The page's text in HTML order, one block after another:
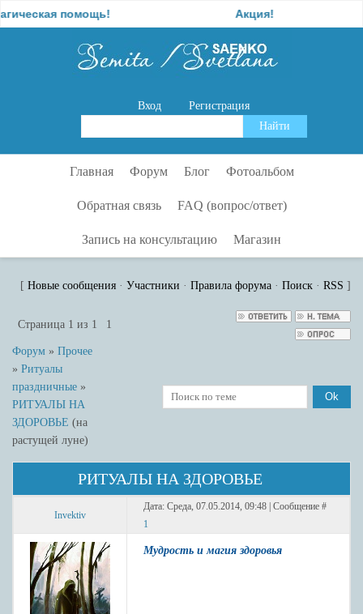
помощь! Акция!
Вход Регистрация
Главная Форум Блог Фотоальбом
Обратная связь FAQ (вопрос/ответ)
Запись на консультацию Магазин
[ Новые сообщения · Участники · Правила форума · Поиск · RSS ]
Страница 1 из 1 1
Форум » Прочее
» Ритуалы
праздничные »
РИТУАЛЫ НА
ЗДОРОВЬЕ (на
растущей луне)
РИТУАЛЫ НА ЗДОРОВЬЕ
Invektiv
Дата: Среда, 07.05.2014, 09:48 | Сообщение #
1
Мудрость и магия здоровья